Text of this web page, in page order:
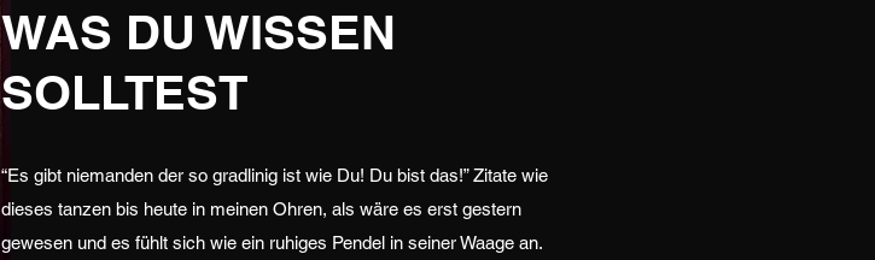
WAS DU WISSEN
SOLLTEST
“Es gibt niemanden der so gradlinig ist wie Du! Du bist das!” Zitate wie
dieses tanzen bis heute in meinen Ohren, als wäre es erst gestern
gewesen und es fühlt sich wie ein ruhiges Pendel in seiner Waage an.